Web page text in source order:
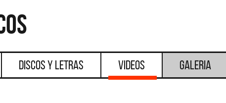
Discos y Letras Videos Galeria
DESTACADOS